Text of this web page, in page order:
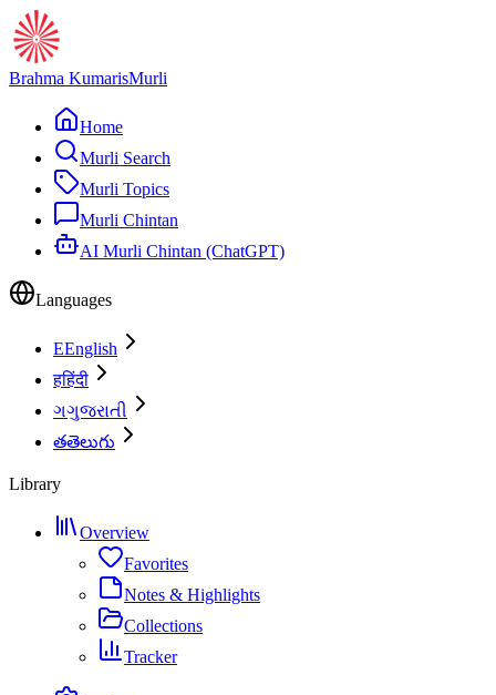
Brahma KumarisMurli
Home
Murli Search
Murli Topics
Murli Chintan
AI Murli Chintan (ChatGPT)
Languages
EEnglish
हहिंदी
ગગુજરાતી
తతెలుగు
Library
Overview
Favorites
Notes & Highlights
Collections
Tracker